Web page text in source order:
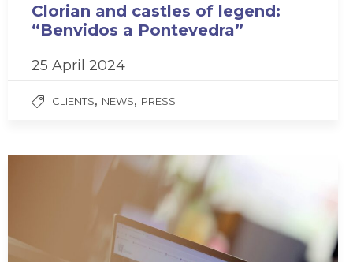
Clorian and castles of legend:
“Benvidos a Pontevedra”
25 April 2024
CLIENTS, NEWS, PRESS